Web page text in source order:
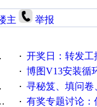
主 举报
· 开奖日：转发工控速派
· 博图V13安装循环重启
· 寻秘笈、填问卷
· 有奖专题讨论：伺服选择